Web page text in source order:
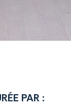
PAR :